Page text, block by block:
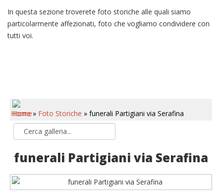
In questa sezione troverete foto storiche alle quali siamo
particolarmente affezionati, foto che vogliamo condividere con
tutti voi.
Home» Foto Storiche » funerali Partigiani via Serafina
funerali Partigiani via Serafina